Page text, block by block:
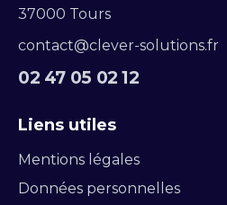
37000 Tours
contact@clever-solutions.fr
02 47 05 02 12
Liens utiles
Mentions légales
Données personnelles